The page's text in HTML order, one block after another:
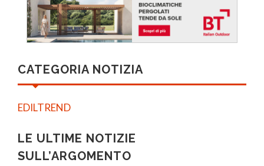
CATEGORIA NOTIZIA
EDILTREND
LE ULTIME NOTIZIE
SULL’ARGOMENTO